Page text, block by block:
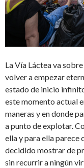
La Vía Láctea va
volver a empezar
estado de inicio
este momento actual
maneras y en donde
a punto de explotar.
ella y para ella parece
decidido mostrar de
sin recurrir a ningún